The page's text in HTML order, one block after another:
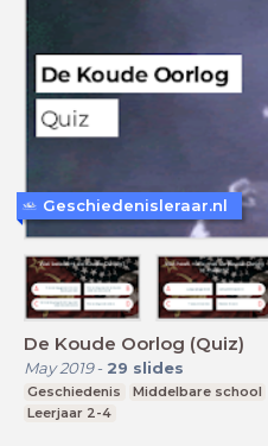
De Koude Oorlog (Quiz)
May 2019- 29 slides
Geschiedenis Middelbare school
Leerjaar 2-4
Geschiedenisleraar.nl